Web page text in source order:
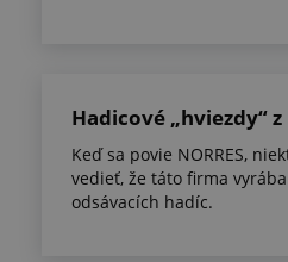
Hadicové „hviezdy“ z
Keď sa povie NORRES,
vedieť, že táto firma
odsávacích hadíc.